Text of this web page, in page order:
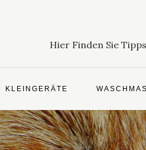
Hier Finden Sie
KLEINGERÄTE